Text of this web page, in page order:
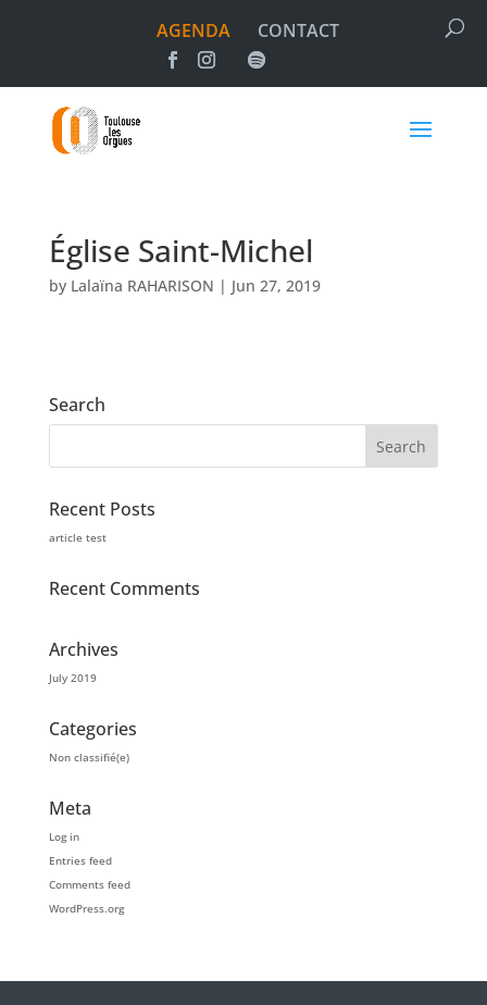
AGENDA CONTACT
Église Saint-Michel
by Lalaïna RAHARISON | Jun 27, 2019
Search
Recent Posts
article test
Recent Comments
Archives
July 2019
Categories
Non classifié(e)
Meta
Log in
Entries feed
Comments feed
WordPress.org